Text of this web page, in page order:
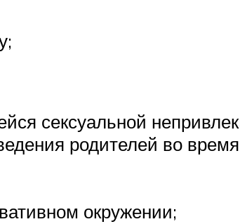
сексуальной
родителей во
окружении;